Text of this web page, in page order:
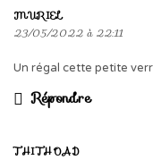
MURIEL
23/05/2022 à 22:11
Un régal cette petite
Répondre
THITHOAD